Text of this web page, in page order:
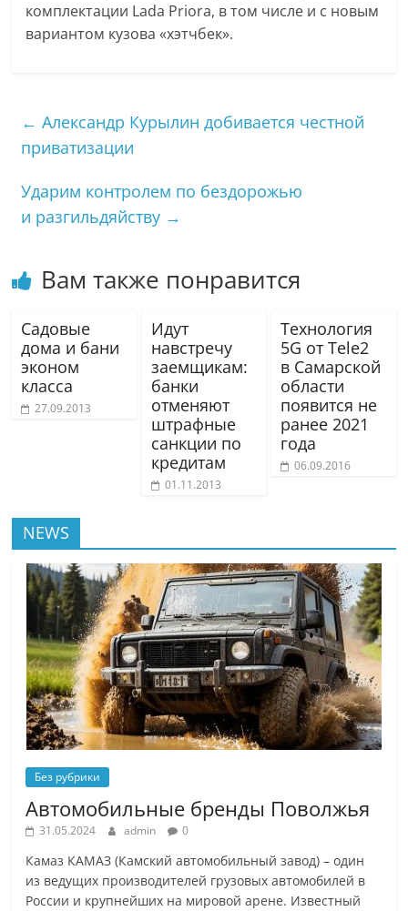
комплектации Lada Priora, в том числе и с новым
вариантом кузова «хэтчбек».
← Александр Курылин добивается честной
приватизации
Ударим контролем по бездорожью
и разгильдяйству →
Вам также понравится
Садовые
дома и бани
эконом
класса
27.09.2013
Идут
навстречу
заемщикам:
банки
отменяют
штрафные
санкции по
кредитам
01.11.2013
Технология
5G от Tele2
в Самарской
области
появится не
ранее 2021
года
06.09.2016
NEWS
Без рубрики
Автомобильные бренды Поволжья
31.05.2024 admin 0
Камаз КАМАЗ (Камский автомобильный завод) – один
из ведущих производителей грузовых автомобилей в
России и крупнейших на мировой арене. Известный